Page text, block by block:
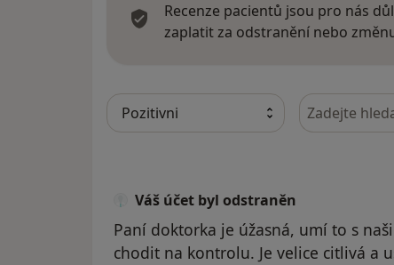
Recenze pacientů jsou pro nás
zaplatit za odstranění nebo
Hledejte v
Váš účet byl odstraněn
Paní doktorka je úžasná, umí to s
chodit na kontrolu. Je velice citlivá a